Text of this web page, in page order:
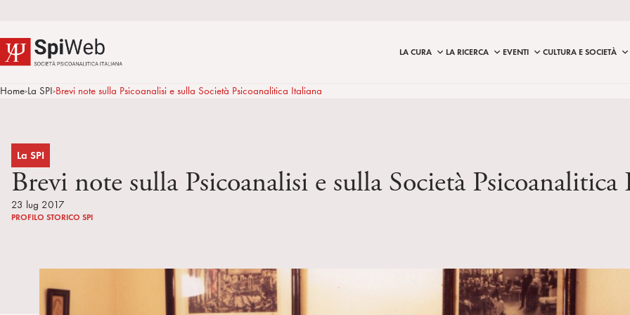
LA CURA LA RICERCA EVENTI CULTURA E SOCIETÀ
Home>La SPI>Brevi note sulla Psicoanalisi e sulla Società Psicoanalitica Italiana
La SPI
Brevi note sulla Psicoanalisi e sulla Società Psicoanalitica
23 lug 2017
PROFILO STORICO SPI